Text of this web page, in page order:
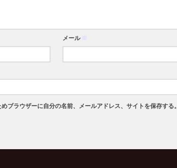
メール ※
ブラウザーに自分の名前、メールアドレス、サイトを保存する。